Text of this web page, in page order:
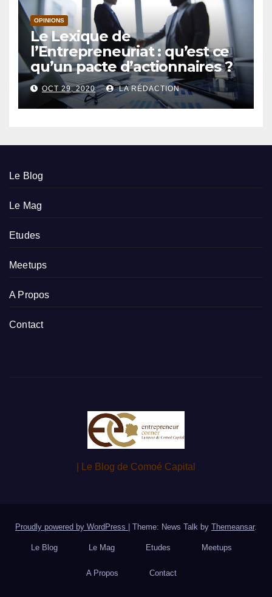
OPINIONS
Le Lexique de
l’Entrepreneuriat : qu’est ce
qu’un pacte d’actionnaires ?
OCT 29, 2020 LA RÉDACTION
Le Blog
Le Mag
Etudes
Meetups
A Propos
Contact
| Le Blog de Comoé Capital
Proudly powered by WordPress Theme: News Talk by Themeansar.
Le Blog Le Mag Etudes Meetups
A Propos Contact